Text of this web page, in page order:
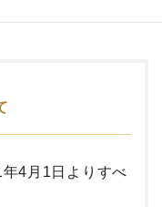
4月1日よりすべ